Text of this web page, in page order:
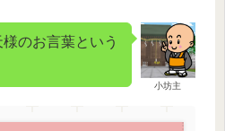
小坊主
のお言葉という